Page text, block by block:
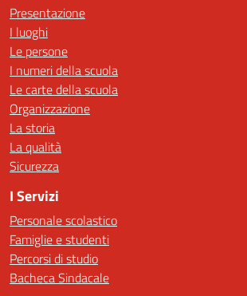
Presentazione
I luoghi
Le persone
I numeri della scuola
Le carte della scuola
Organizzazione
La storia
La qualità
Sicurezza
I Servizi
Personale scolastico
Famiglie e studenti
Percorsi di studio
Bacheca Sindacale